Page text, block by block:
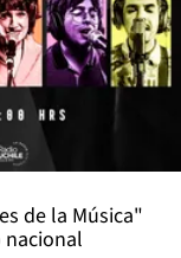
de la Música"
nacional